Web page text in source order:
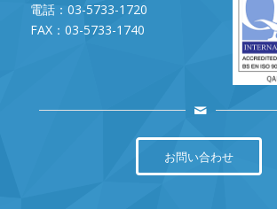
電話：03-5733-1720
FAX：03-5733-1740
お問い合わせ